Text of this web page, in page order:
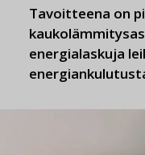
Tavoitteena on
energialaskuja